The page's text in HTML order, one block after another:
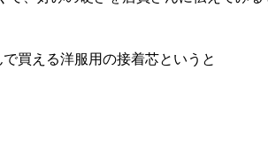
買える洋服用の接着芯というと